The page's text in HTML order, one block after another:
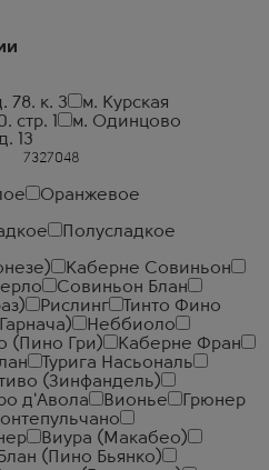
78. к. 3
м. Курская
1
м. Одинцово
13
Оранжевое
Полусладкое
Каберне Совиньон
Совиньон Блан
Рислинг
Тинто Фино
Неббиоло
(Пино Гри)
Каберне Фран
Турига Насьональ
(Зинфандель)
д'Авола Вионье
Грюнер
Виура (Макабео)
(Пино Бьянко)